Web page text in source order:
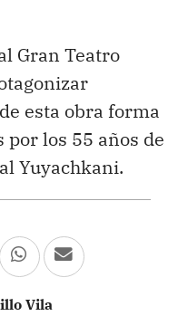
Gran Teatro
esta obra forma
los 55 años de
Yuyachkani.
Vila